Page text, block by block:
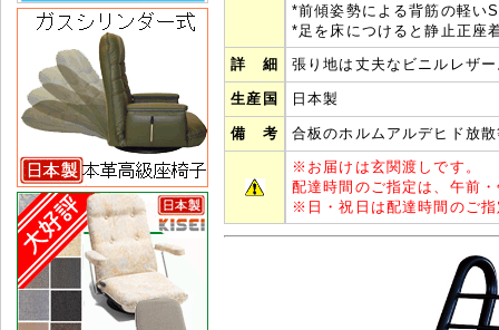
*前傾姿勢による背筋の軽い
*足を床につけると静止正座
詳 細
張り地は丈夫なビニルレザ
生産国 日本製
備 考
合板のホルムアルデヒド放
※ お届けは玄関渡しです。
配達時間のご指定は、午前
※ 日・祝日は配達時間のご